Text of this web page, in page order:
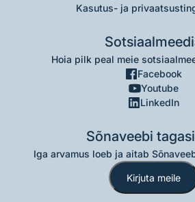
Kasutus- ja
Hoia pilk peal meie
Facebook
Youtube
LinkedIn
Sõnaveebi
Iga arvamus loeb ja aitab
Kirjuta meile